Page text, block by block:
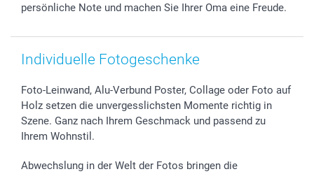
B2B smartbusiness
Geburt
Sitemap
smartgarantie
persönliche Note und machen Sie Ihrer Oma eine Freude.
Individuelle Fotogeschenke
Foto-Leinwand, Alu-Verbund Poster, Collage oder Foto auf
Holz setzen die unvergesslichsten Momente richtig in
Szene. Ganz nach Ihrem Geschmack und passend zu
Ihrem Wohnstil.
Abwechslung in der Welt der Fotos bringen die